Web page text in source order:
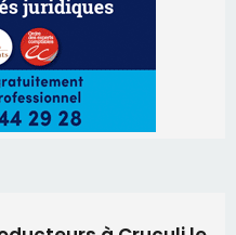
organise une
au stade de San